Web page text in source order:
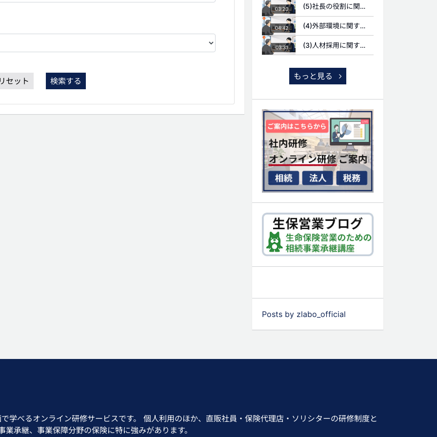
セット 検索する
03:20 (5)社長の役割に関する質問
04:42 (4)外部環境に関する質問
03:31 (3)人材採用に関する質問
もっと見る
Posts by zlabo_official
学べるオンライン研修サービスです。 個人利用のほか、直販社員・保険代理店・ソリシターの研修制度と
承継、事業保障分野の保険に特に強みがあります。